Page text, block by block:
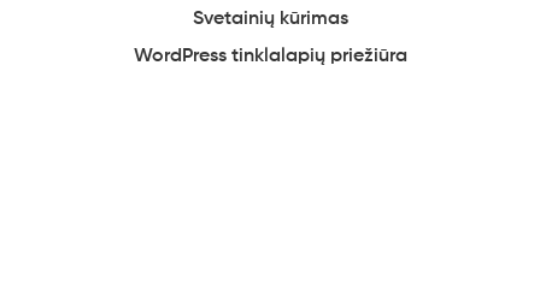
Svetainiųkūrimas
WordPress tinklalapiųpriežiūra